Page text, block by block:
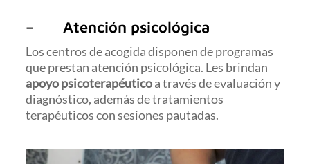
– Atención psicológica
Los centros de acogida disponen de programas
que prestan atención psicológica. Les brindan
apoyo psicoterapéuticoa través de evaluación y
diagnóstico, además de tratamientos
terapéuticos con sesiones pautadas.